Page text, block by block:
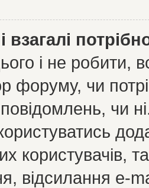
взагалі
і не робити,
форуму, чи
чи
користувачів,
відсилання e-